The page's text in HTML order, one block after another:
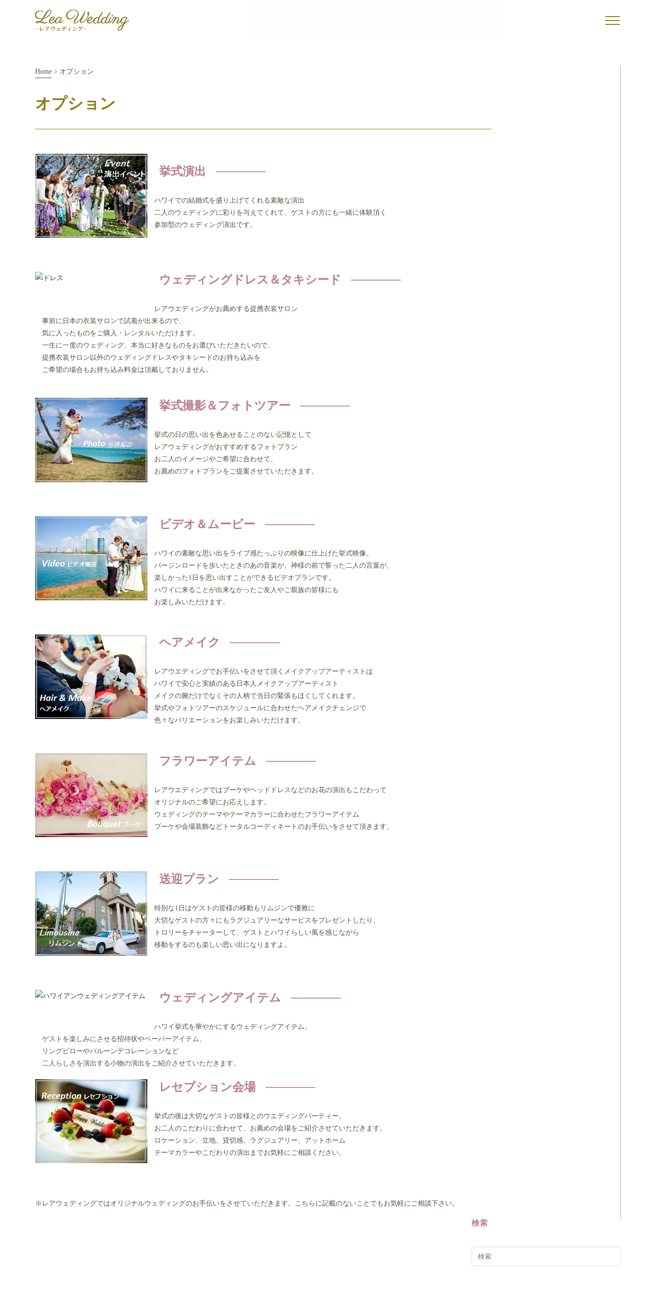
Home > オプション
オプション
挙式演出
ハワイでの結婚式を盛り上げてくれる素敵な演出
二人のウェディングに彩りを与えてくれて、ゲストの方にも一緒に体験頂く
参加型のウェディング演出です。
ウェディングドレス＆タキシード
レアウエディングがお薦めする提携衣装サロン
事前に日本の衣装サロンで試着が出来るので、
気に入ったものをご購入・レンタルいただけます。
一生に一度のウェディング、本当に好きなものをお選びいただきたいので、
提携衣装サロン以外のウェディングドレスやタキシードのお持ち込みを
ご希望の場合もお持ち込み料金は頂戴しておりません。
挙式撮影＆フォトツアー
挙式の日の思い出を色あせることのない記憶として
レアウェディングがおすすめするフォトプラン
お二人のイメージやご希望に合わせて、
お薦めのフォトプランをご提案させていただきます。
ビデオ＆ムービー
ハワイの素敵な思い出をライブ感たっぷりの映像に仕上げた挙式映像。
バージンロードを歩いたときのあの音楽が、神様の前で誓った二人の言葉が、
楽しかった1日を思い出すことができるビデオプランです。
ハワイに来ることが出来なかったご友人やご親族の皆様にも
お楽しみいただけます。
ヘアメイク
レアウエディングでお手伝いをさせて頂くメイクアップアーティストは
ハワイで安心と実績のある日本人メイクアップアーティスト
メイクの腕だけでなくその人柄で当日の緊張もほぐしてくれます。
挙式やフォトツアーのスケジュールに合わせたヘアメイクチェンジで
色々なバリエーションをお楽しみいただけます。
フラワーアイテム
レアウエディングではブーケやヘッドドレスなどのお花の演出もこだわって
オリジナルのご希望にお応えします。
ウェディングのテーマやテーマカラーに合わせたフラワーアイテム
ブーケや会場装飾などトータルコーディネートのお手伝いをさせて頂きます。
送迎プラン
特別な1日はゲストの皆様の移動もリムジンで優雅に
大切なゲストの方々にもラグジュアリーなサービスをプレゼントしたり、
トロリーをチャーターして、ゲストとハワイらしい風を感じながら
移動をするのも楽しい思い出になりますよ。
ウェディングアイテム
ハワイ挙式を華やかにするウェディングアイテム。
ゲストを楽しみにさせる招待状やペーパーアイテム、
リングピローやバルーンデコレーションなど
二人らしさを演出する小物の演出をご紹介させていただきます。
レセプション会場
挙式の後は大切なゲストの皆様とのウエディングパーティー。
お二人のこだわりに合わせて、お薦めの会場をご紹介させていただきます。
ロケーション、立地、貸切感、ラグジュアリー、アットホーム
テーマカラーやこだわりの演出までお気軽にご相談ください。
※レアウェディングではオリジナルウェディングのお手伝いをさせていただきます。こちらに記載のないことでもお気軽にご相談下さい。
検索